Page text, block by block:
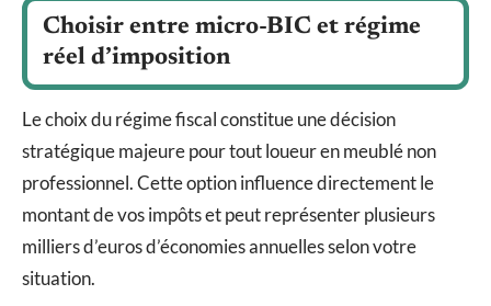
Choisir entre micro-BIC et régime
réel d’imposition
Le choix du régime fiscal constitue une décision
stratégique majeure pour tout loueur en meublé non
professionnel. Cette option influence directement le
montant de vos impôts et peut représenter plusieurs
milliers d’euros d’économies annuelles selon votre
situation.